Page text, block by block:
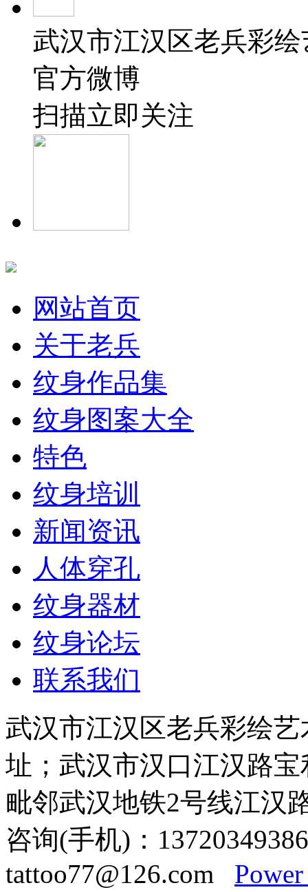
武汉市江汉区老兵彩
官方微博
扫描立即关注
网站首页
关于老兵
纹身作品集
纹身图案大全
特色
纹身培训
新闻资讯
人体穿孔
纹身器材
纹身论坛
联系我们
武汉市江汉区老兵彩绘
址；武汉市汉口江汉路
毗邻武汉地铁2号线江汉
咨询(手机)：
tattoo77@126.com